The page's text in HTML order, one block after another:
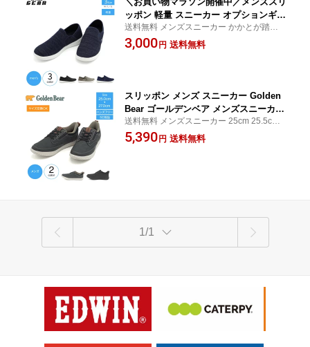
ッポン 軽量 スニーカー オプションギア
7134M キックバックスニーカー メンズ
キックバックシューズ かかとが踏める
送料無料 メンズスニーカー かかとが踏める
スリッポン キックバック 2way シューズ メ
ッシュ オールシーズン かかと 踏める 25.0c
3,000 円 送料無料
スリッポン メンズ スニーカー Golden
Bear ゴールデンベア メンズスニーカー
抗菌 防臭 5e相当 軽量 低反発インソー
ル 歩きやすい 通勤 ゴム紐 GB-605
送料無料 メンズスニーカー 25cm 25.5cm 2
6cm 26.5cm 27cm
5,390 円 送料無料
1/1